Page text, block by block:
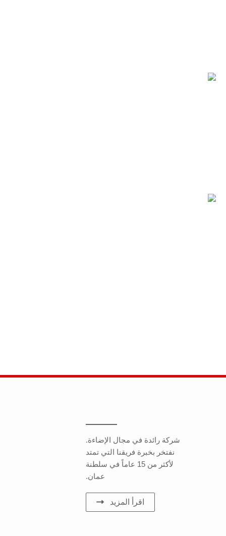
شركة رائدة في مجال الإضاءة.
نفتخر بخبرة فريقنا التي تمتد
لأكثر من 15 عاماً في سلطنة
عمان.
اقرأ المزيد